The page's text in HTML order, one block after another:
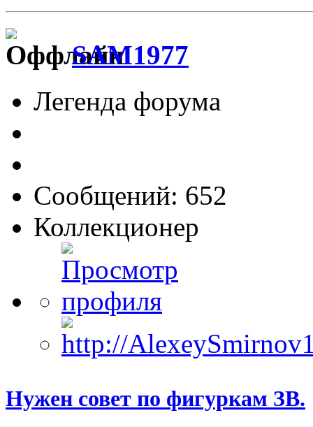
SAM1977
Легенда форума
Сообщений: 652
Коллекционер
Нужен совет по фигуркам ЗВ.